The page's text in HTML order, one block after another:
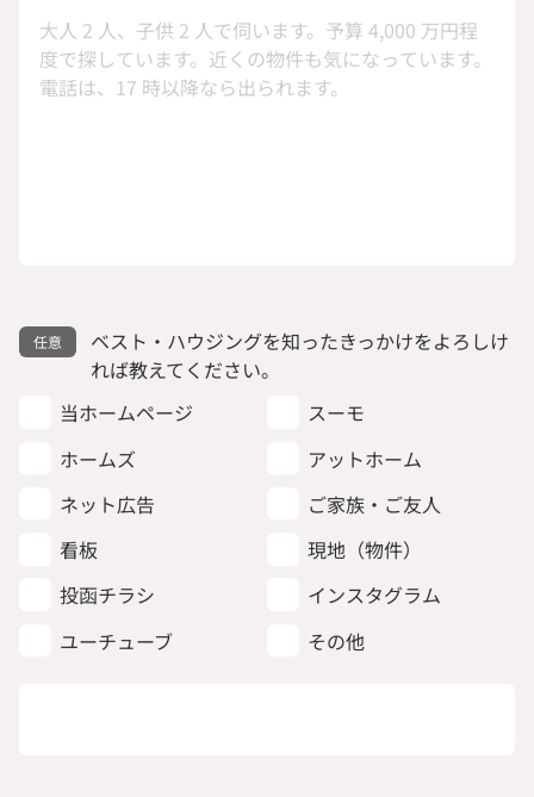
ベスト・ハウジングを知ったきっかけをよろしけ
れば教えてください。
当ホームページ
スーモ
ホームズ
アットホーム
ネット広告
ご家族・ご友人
看板
現地（物件）
投函チラシ
インスタグラム
ユーチューブ
その他